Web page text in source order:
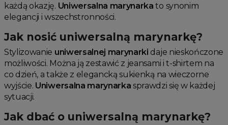
każdą okazję. Uniwersalna marynarka to synonim
elegancji i wszechstronności.
Jak nosić uniwersalną marynarkę?
Stylizowanie uniwersalnej marynarki daje nieskończone
możliwości. Można ją zestawić z jeansami i t-shirtem na
co dzień, a także z elegancką sukienką na wieczorne
wyjście. Uniwersalna marynarka sprawdzi się w każdej
sytuacji.
Jak dbać o uniwersalną marynarkę?